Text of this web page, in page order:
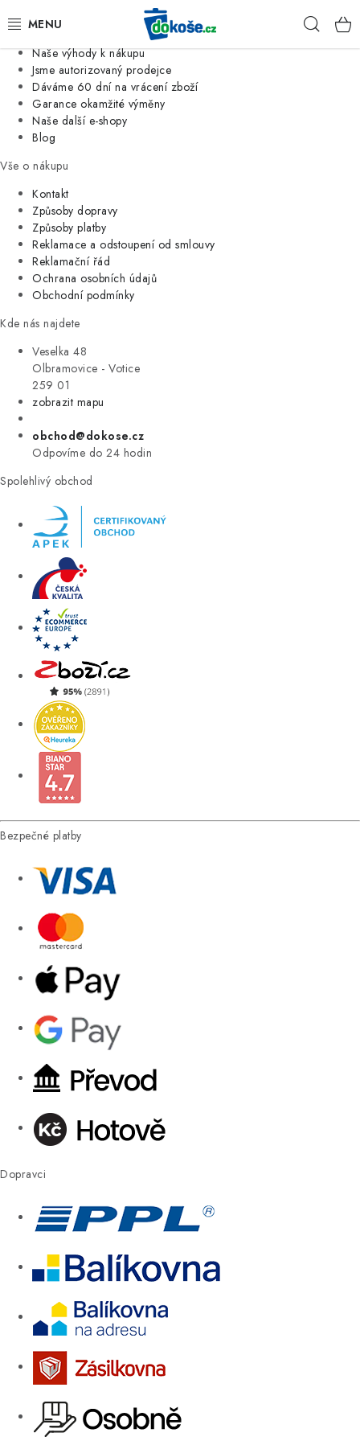
Jsme tradiční česká firma
Naše výhody k nákupu
Jsme autorizovaný prodejce
Dáváme 60 dní na vrácení zboží
Garance okamžité výměny
Naše další e-shopy
Blog
Vše o nákupu
Kontakt
Způsoby dopravy
Způsoby platby
Reklamace a odstoupení od smlouvy
Reklamační řád
Ochrana osobních údajů
Obchodní podmínky
Kde nás najdete
Veselka 48
Olbramovice - Votice
259 01
zobrazit mapu
obchod@dokose.cz
Odpovíme do 24 hodin
Spolehlivý obchod
Bezpečné platby
Dopravci
KOŠE
SÁČKY
KUCHYNĚ
ORGANIZACE
DOMÁCNOST
ÚKLID
VÝPRODEJ
ZNAČKY
Úvod Kontakt Blog
Moje objednávka